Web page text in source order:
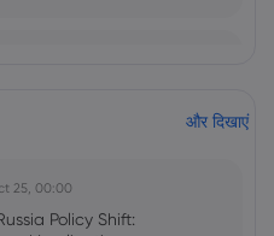
और दिखाएं
25, 00:00
Policy Shift: